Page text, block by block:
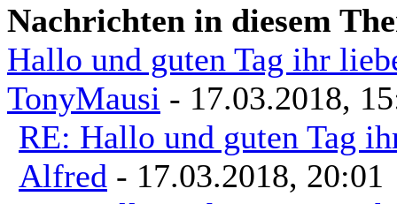
Nachrichten in diesem
Hallo und guten Tag ihr
TonyMausi - 17.03.2018,
RE: Hallo und guten Tag
Alfred - 17.03.2018, 20:01